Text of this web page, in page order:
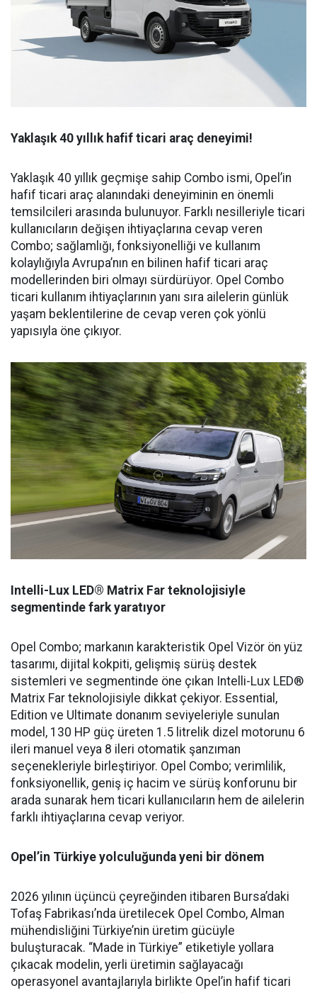
Yaklaşık 40 yıllık hafif ticari araç deneyimi!
Yaklaşık 40 yıllık geçmişe sahip Combo ismi, Opel’in
hafif ticari araç alanındaki deneyiminin en önemli
temsilcileri arasında bulunuyor. Farklı nesilleriyle ticari
kullanıcıların değişen ihtiyaçlarına cevap veren
Combo; sağlamlığı, fonksiyonelliği ve kullanım
kolaylığıyla Avrupa’nın en bilinen hafif ticari araç
modellerinden biri olmayı sürdürüyor. Opel Combo
ticari kullanım ihtiyaçlarının yanı sıra ailelerin günlük
yaşam beklentilerine de cevap veren çok yönlü
yapısıyla öne çıkıyor.
Intelli-Lux LED® Matrix Far teknolojisiyle
segmentinde fark yaratıyor
Opel Combo; markanın karakteristik Opel Vizör ön yüz
tasarımı, dijital kokpiti, gelişmiş sürüş destek
sistemleri ve segmentinde öne çıkan Intelli-Lux LED®
Matrix Far teknolojisiyle dikkat çekiyor. Essential,
Edition ve Ultimate donanım seviyeleriyle sunulan
model, 130 HP güç üreten 1.5 litrelik dizel motorunu 6
ileri manuel veya 8 ileri otomatik şanzıman
seçenekleriyle birleştiriyor. Opel Combo; verimlilik,
fonksiyonellik, geniş iç hacim ve sürüş konforunu bir
arada sunarak hem ticari kullanıcıların hem de ailelerin
farklı ihtiyaçlarına cevap veriyor.
Opel’in Türkiye yolculuğunda yeni bir dönem
2026 yılının üçüncü çeyreğinden itibaren Bursa’daki
Tofaş Fabrikası’nda üretilecek Opel Combo, Alman
mühendisliğini Türkiye’nin üretim gücüyle
buluşturacak. “Made in Türkiye” etiketiyle yollara
çıkacak modelin, yerli üretimin sağlayacağı
operasyonel avantajlarıyla birlikte Opel’in hafif ticari